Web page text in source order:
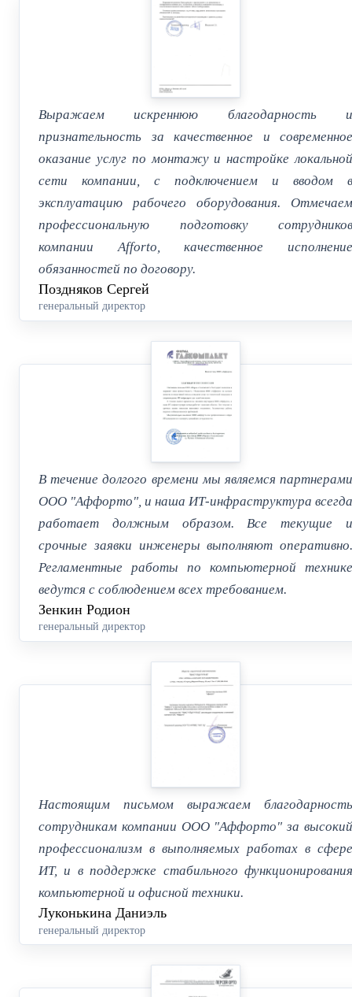
Выражаем искреннюю благодарность и
признательность за качественное и современное
оказание услуг по монтажу и настройке локальной
сети компании, с подключением и вводом в
эксплуатацию рабочего оборудования. Отмечаем
профессиональную подготовку сотрудников
компании Afforto, качественное исполнение
обязанностей по договору.
Поздняков Сергей
генеральный директор
В течение долгого времени мы являемся партнерами
ООО "Аффорто", и наша ИТ-инфраструктура всегда
работает должным образом. Все текущие и
срочные заявки инженеры выполняют оперативно.
Регламентные работы по компьютерной технике
ведутся с соблюдением всех требованием.
Зенкин Родион
генеральный директор
Настоящим письмом выражаем благодарность
сотрудникам компании ООО "Аффорто" за высокий
профессионализм в выполняемых работах в сфере
ИТ, и в поддержке стабильного функционирования
компьютерной и офисной техники.
Луконькина Даниэль
генеральный директор